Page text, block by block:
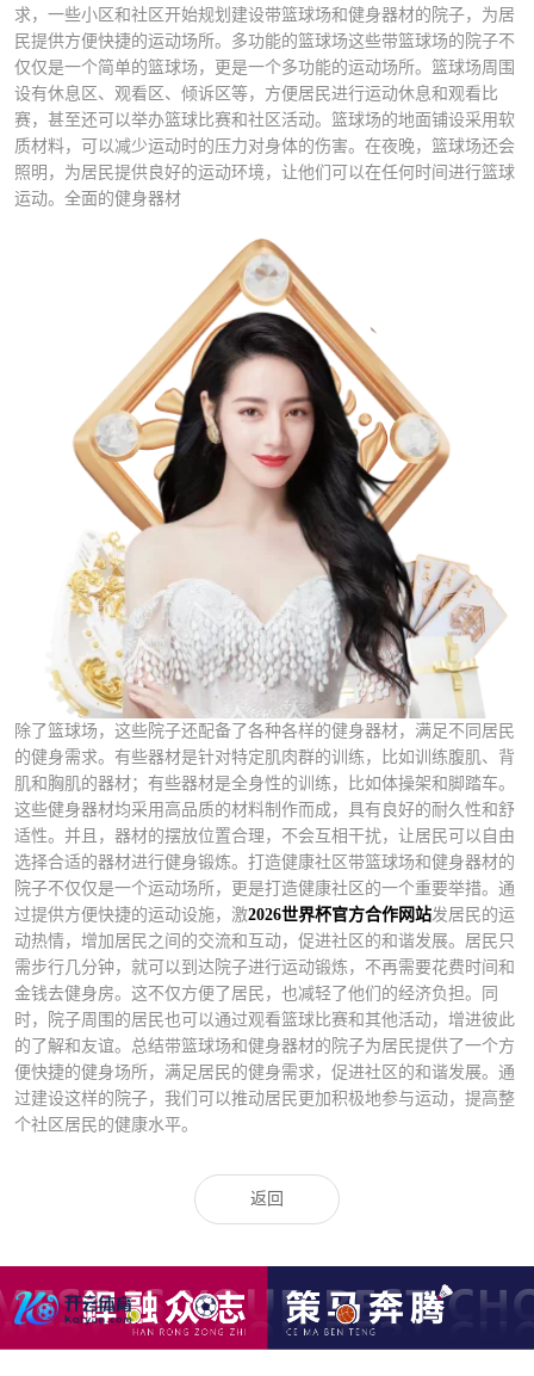
求，一些小区和社区开始规划建设带篮球场和健身器材的院子，为居
民提供方便快捷的运动场所。多功能的篮球场这些带篮球场的院子不
仅仅是一个简单的篮球场，更是一个多功能的运动场所。篮球场周围
设有休息区、观看区、倾诉区等，方便居民进行运动休息和观看比
赛，甚至还可以举办篮球比赛和社区活动。篮球场的地面铺设采用软
质材料，可以减少运动时的压力对身体的伤害。在夜晚，篮球场还会
照明，为居民提供良好的运动环境，让他们可以在任何时间进行篮球
运动。全面的健身器材
除了篮球场，这些院子还配备了各种各样的健身器材，满足不同居民
的健身需求。有些器材是针对特定肌肉群的训练，比如训练腹肌、背
肌和胸肌的器材；有些器材是全身性的训练，比如体操架和脚踏车。
这些健身器材均采用高品质的材料制作而成，具有良好的耐久性和舒
适性。并且，器材的摆放位置合理，不会互相干扰，让居民可以自由
选择合适的器材进行健身锻炼。打造健康社区带篮球场和健身器材的
院子不仅仅是一个运动场所，更是打造健康社区的一个重要举措。通
过提供方便快捷的运动设施，激2026世界杯官方合作网站发居民的运
动热情，增加居民之间的交流和互动，促进社区的和谐发展。居民只
需步行几分钟，就可以到达院子进行运动锻炼，不再需要花费时间和
金钱去健身房。这不仅方便了居民，也减轻了他们的经济负担。同
时，院子周围的居民也可以通过观看篮球比赛和其他活动，增进彼此
的了解和友谊。总结带篮球场和健身器材的院子为居民提供了一个方
便快捷的健身场所，满足居民的健身需求，促进社区的和谐发展。通
过建设这样的院子，我们可以推动居民更加积极地参与运动，提高整
个社区居民的健康水平。
返回